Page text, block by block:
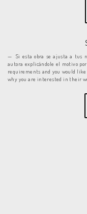
Si esta obra se ajusta a tus
autora explicándole el motivo
requirements and you would
why you are interested in their